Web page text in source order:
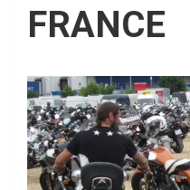
FRANCE